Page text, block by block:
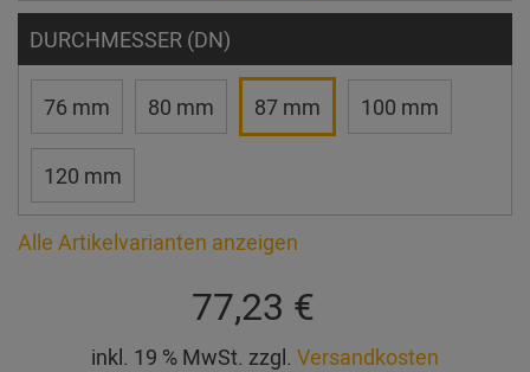
DURCHMESSER (DN)
76 mm 80 mm 87 mm 100 mm
120 mm
Alle Artikelvarianten anzeigen
77,23 €
inkl. 19 % MwSt. zzgl. Versandkosten